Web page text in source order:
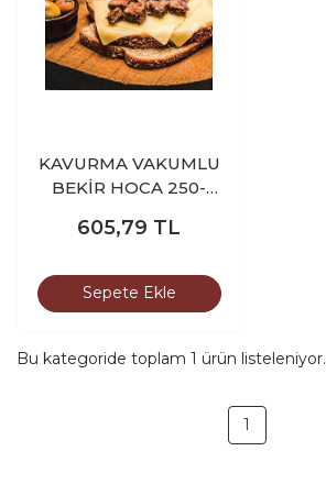
KAVURMA VAKUMLU
BEKİR HOCA 250-
605,79 TL
Sepete Ekle
Bu kategoride toplam 1 ürün listeleniyor.
1